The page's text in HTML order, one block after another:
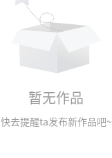
暂无作品
快去提醒ta发布新作品吧~